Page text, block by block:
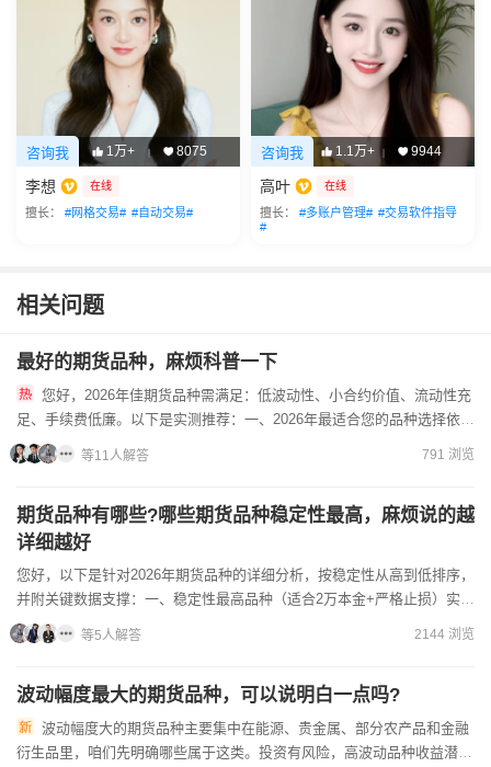
咨询我 1万+ | 8075
李想 在线
擅长： #网格交易# #自动交易#
咨询我 1.1万+ | 9944
高叶 在线
擅长： #多账户管理# #交易软件指导
#
相关问题
最好的期货品种，麻烦科普一下
足、手续费低廉‌。以下是实测推荐：一、‌2026年最适合您的品种‌选择依
据‌：玉米/粳米‌保证金仅10%‌（您2万本金...
等11人解答 791 浏览
期货品种有哪些?哪些期货品种稳定性最高，麻烦说的越
详细越好
您好，以下是针对2026年期货品种的详细分析，按稳定性从高到低排序，
并附关键数据支撑：一、‌稳定性最高品种（适合2万本金+严格止损）‌实测
依据‌：2026年郑商所/大商所波动率年报（玉...
等5人解答 2144 浏览
波动幅度最大的期货品种，可以说明白一点吗?
衍生品里，咱们先明确哪些属于这类。投资有风险，高波动品种收益潜力